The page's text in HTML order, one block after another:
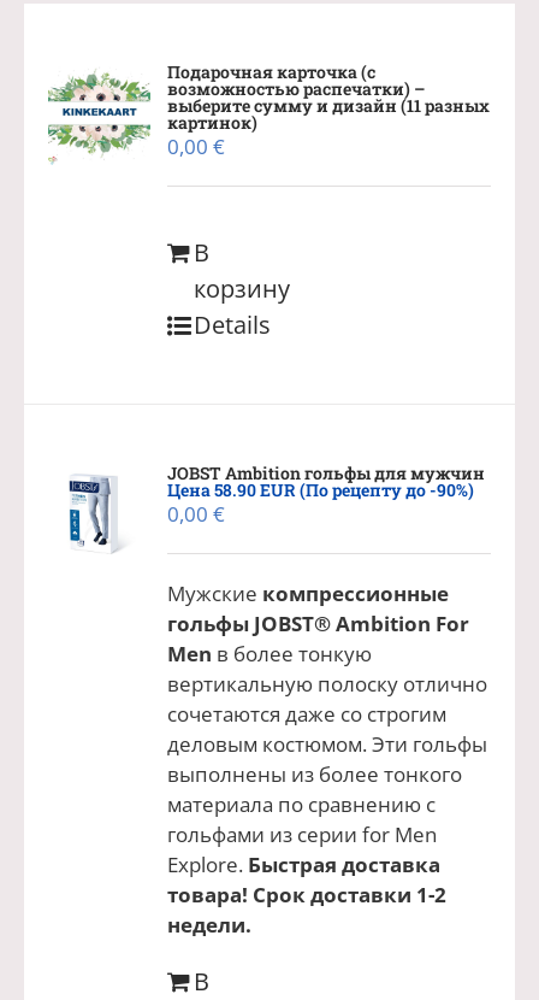
Подарочная карточка (с
возможностью распечатки) –
выберите сумму и дизайн (11 разных
картинок)
0,00€
В
корзину
Details
JOBST Ambition гольфы для мужчин
Цена 58.90 EUR (По рецепту до -90%)
0,00€
Мужские компрессионные
гольфы JOBST®Ambition For
Men в более тонкую
вертикальную полоску отлично
сочетаются даже со строгим
деловым костюмом. Эти гольфы
выполнены из более тонкого
материала по сравнению с
гольфами из серии for Men
Explore. Быстрая доставка
товара! Срок доставки 1-2
недели.
В